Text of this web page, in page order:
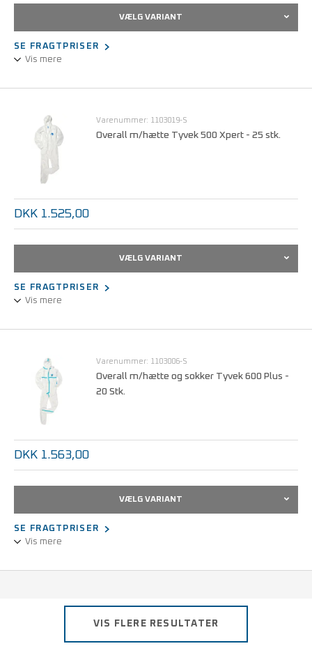
VÆLG VARIANT
SE FRAGTPRISER
Vis mere
Varenummer: 1103019-S
Overall m/hætte Tyvek 500 Xpert - 25 stk.
DKK 1.525,00
VÆLG VARIANT
SE FRAGTPRISER
Vis mere
Varenummer: 1103006-S
Overall m/hætte og sokker Tyvek 600 Plus -
20 Stk.
DKK 1.563,00
VÆLG VARIANT
SE FRAGTPRISER
Vis mere
VIS FLERE RESULTATER